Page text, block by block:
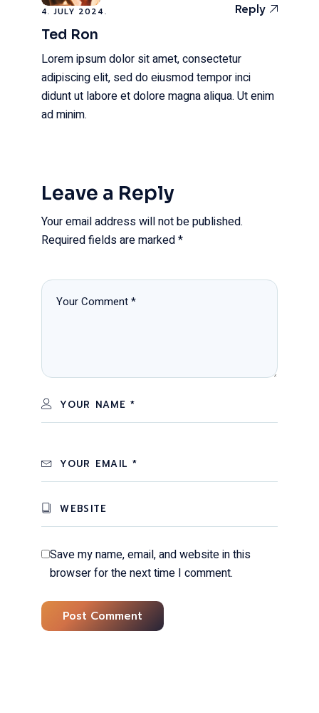
4. JULY 2024. Reply
Ted Ron
Lorem ipsum dolor sit amet, consectetur
adipiscing elit, sed do eiusmod tempor inci
didunt ut labore et dolore magna aliqua. Ut enim
ad minim.
Leave a Reply
Your email address will not be published.
Required fields are marked*
Save my name, email, and website in this
browser for the next time I comment.
Post Comment